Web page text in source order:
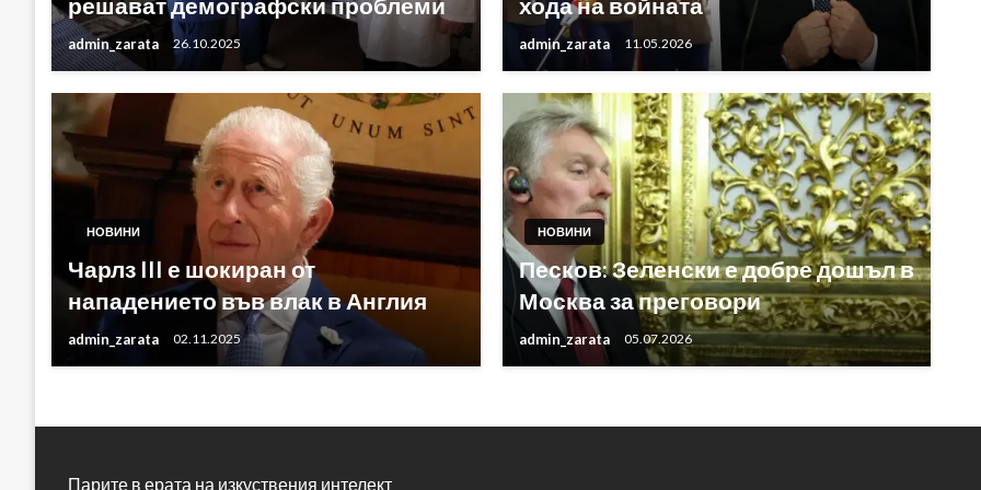
admin_zarata 26.10.2025 admin_zarata 11.05.2026
НОВИНИ
Чарлз III е шокиран от
нападението във влак в Англия
admin_zarata 02.11.2025
НОВИНИ
Песков: Зеленски е добре дошъл в
Москва за преговори
admin_zarata 05.07.2026
Парите в ерата на изкуствения интелект